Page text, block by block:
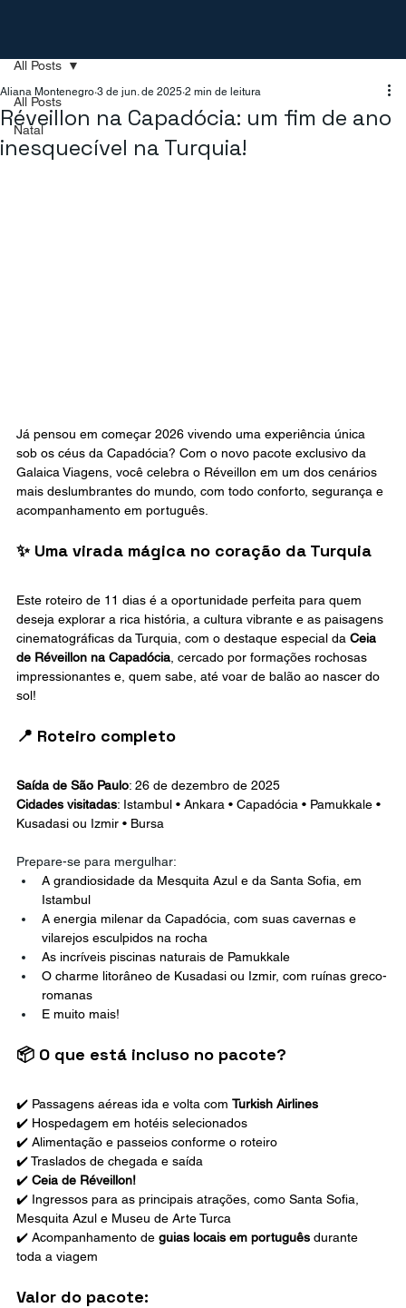
All Posts
Natal
All Posts
Réveillon na Capadócia: um fim de ano
inesquecível na Turquia!
Aliana Montenegro 3 de jun. de 2025 2 min de leitura
Já pensou em começar 2026 vivendo uma experiência única
sob os céus da Capadócia? Com o novo pacote exclusivo da
Galaica Viagens, você celebra o Réveillon em um dos cenários
mais deslumbrantes do mundo, com todo conforto, segurança e
acompanhamento em português.
✨ Uma virada mágica no coração da Turquia
Este roteiro de 11 dias é a oportunidade perfeita para quem
deseja explorar a rica história, a cultura vibrante e as paisagens
cinematográficas da Turquia, com o destaque especial da Ceia
de Réveillon na Capadócia , cercado por formações rochosas
impressionantes e, quem sabe, até voar de balão ao nascer do
sol!
📍 Roteiro completo
Saída de São Paulo: 26 de dezembro de 2025
Cidades visitadas: Istambul • Ankara • Capadócia • Pamukkale •
Kusadasi ou Izmir • Bursa
Prepare-se para mergulhar:
A grandiosidade da Mesquita Azul e da Santa Sofia, em
Istambul
A energia milenar da Capadócia, com suas cavernas e
vilarejos esculpidos na rocha
As incríveis piscinas naturais de Pamukkale
O charme litorâneo de Kusadasi ou Izmir, com ruínas greco-
romanas
E muito mais!
📦 O que está incluso no pacote?
✔️ Passagens aéreas ida e volta com Turkish Airlines
✔️ Hospedagem em hotéis selecionados
✔️ Alimentação e passeios conforme o roteiro
✔️ Traslados de chegada e saída
✔️ Ceia de Réveillon!
✔️ Ingressos para as principais atrações, como Santa Sofia,
Mesquita Azul e Museu de Arte Turca
✔️ Acompanhamento de guias locais em português durante
toda a viagem
Valor do pacote: